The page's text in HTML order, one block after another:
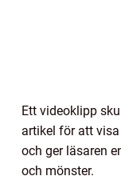
Ett videoklipp
artikel för att
och ger läsaren
och mönster.